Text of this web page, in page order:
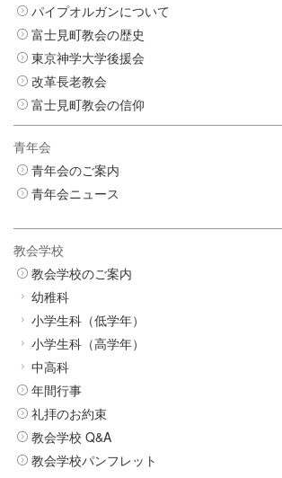
パイプオルガンについて
富士見町教会の歴史
東京神学大学後援会
改革長老教会
富士見町教会の信仰
青年会
青年会のご案内
青年会ニュース
教会学校
教会学校のご案内
幼稚科
小学生科（低学年）
小学生科（高学年）
中高科
年間行事
礼拝のお約束
教会学校 Q&A
教会学校パンフレット